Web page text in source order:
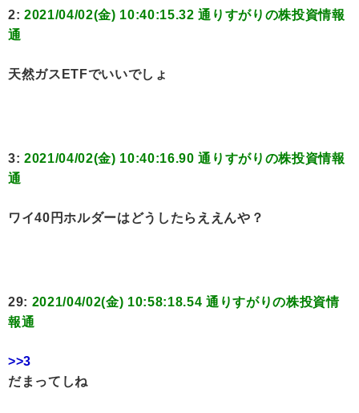
2: 2021/04/02(金) 10:40:15.32 通りすがりの株投資情報
通
天然ガスETFでいいでしょ
3: 2021/04/02(金) 10:40:16.90 通りすがりの株投資情報
通
ワイ40円ホルダーはどうしたらええんや？
29: 2021/04/02(金) 10:58:18.54 通りすがりの株投資情
報通
>>3
だまってしね